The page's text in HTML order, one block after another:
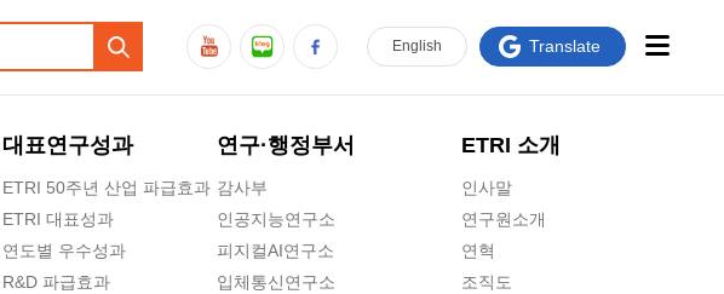
대표연구성과
ETRI 50주년 산업 파급효과
ETRI 대표성과
연도별 우수성과
R&D 파급효과
연구·행정부서
감사부
인공지능연구소
피지컬AI연구소
입체통신연구소
ETRI 소개
인사말
연구원소개
연혁
조직도
English Translate